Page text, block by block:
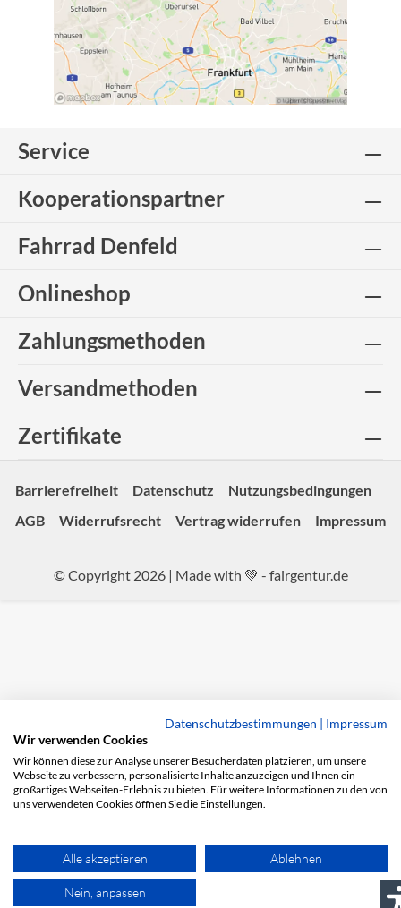
Service
Kooperationspartner
Fahrrad Denfeld
Onlineshop
Zahlungsmethoden
Versandmethoden
Zertifikate
Barrierefreiheit Datenschutz
Nutzungsbedingungen
AGB
Widerrufsrecht Vertrag widerrufen Impressum
© Copyright 2026 | Made with 💚 - fairgentur.de
Datenschutzbestimmungen | Impressum
Wir verwenden Cookies
Wir können diese zur Analyse unserer Besucherdaten platzieren, um unsere
Webseite zu verbessern, personalisierte Inhalte anzuzeigen und Ihnen ein
großartiges Webseiten-Erlebnis zu bieten. Für weitere Informationen zu den von
uns verwendeten Cookies öffnen Sie die Einstellungen.
Alle akzeptieren Ablehnen
Nein, anpassen